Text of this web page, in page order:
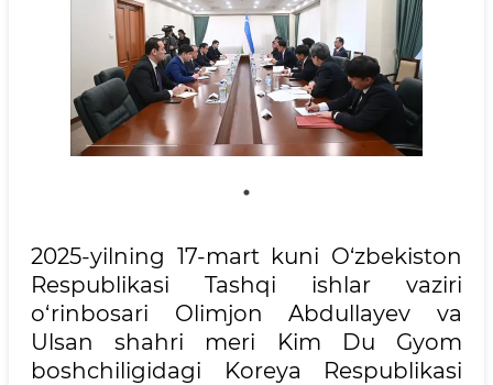
2025-yilning 17-mart kuni O‘zbekiston
Respublikasi Tashqi ishlar vaziri
o‘rinbosari Olimjon Abdullayev va
Ulsan shahri meri Kim Du Gyom
boshchiligidagi Koreya Respublikasi